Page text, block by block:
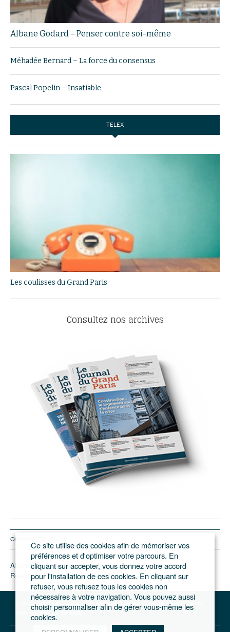
Albane Godard – Penser contre soi-même
Méhadée Bernard – La force du consensus
Pascal Popelin – Insatiable
TELEX
Les coulisses du Grand Paris
Consultez nos archives
CONTACTEZ LE JGP
Abonnement/pub
Rédaction
Le journal du Grand Paris – L'actualité du développement de l'Ile-de-France
Votre compte
Se connecter
Ce site utilise des cookies afin de mémoriser vos
préférences et d'optimiser votre parcours. En
cliquant sur accepter, vous donnez votre accord
pour l'installation de ces cookies. En cliquant sur
refuser, vous refusez tous les cookies non
nécessaires à votre navigation. Vous pouvez aussi
choisir personnaliser afin de gérer vous-même les
cookies.